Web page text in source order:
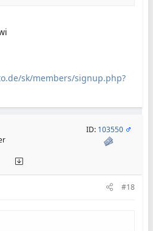
sk/members/signup.php?
ID: 103550
#18